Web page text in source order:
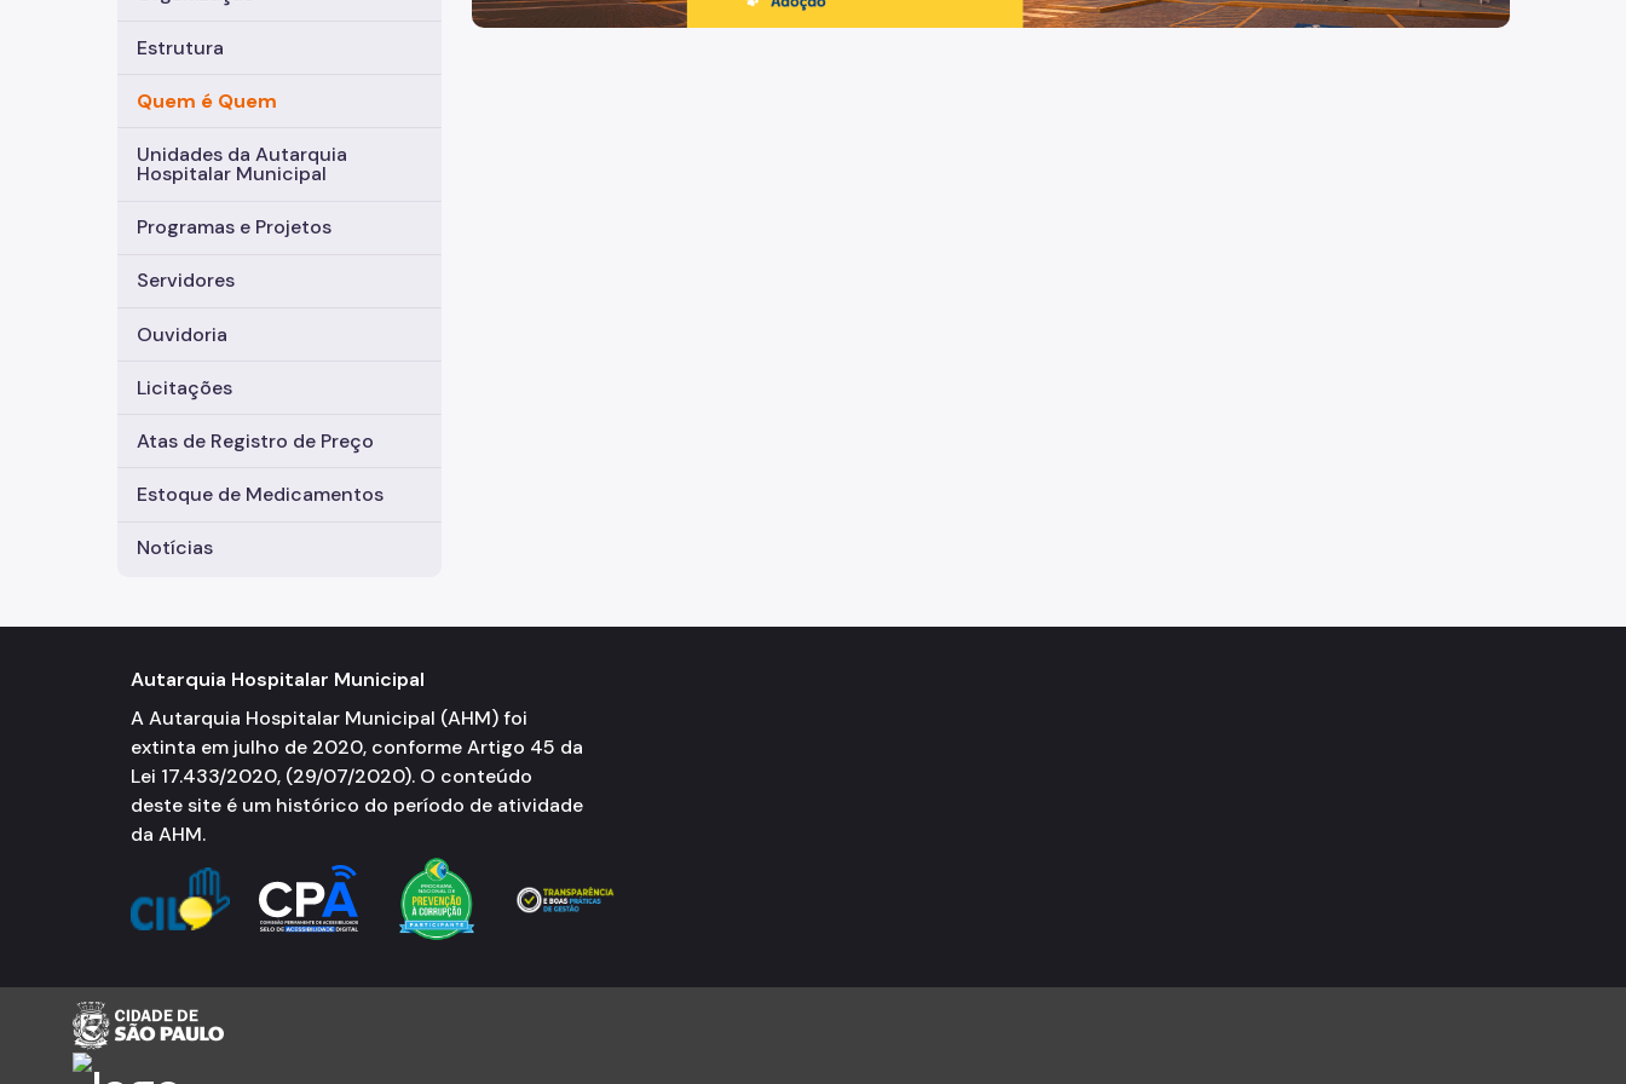
Estrutura
Quem é Quem
Unidades da Autarquia
Hospitalar Municipal
Programas e Projetos
Servidores
Ouvidoria
Licitações
Atas de Registro de Preço
Estoque de Medicamentos
Notícias
Autarquia Hospitalar Municipal
A Autarquia Hospitalar Municipal (AHM) foi
extinta em julho de 2020, conforme Artigo 45 da
Lei 17.433/2020, (29/07/2020). O conteúdo
deste site é um histórico do período de atividade
da AHM.